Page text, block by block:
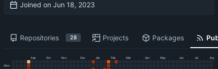
Joined on
Repositories 28 Projects Packages
Sep Oct Nov Dec Jan Feb Mar Apr May Jun Jul Aug
Mon